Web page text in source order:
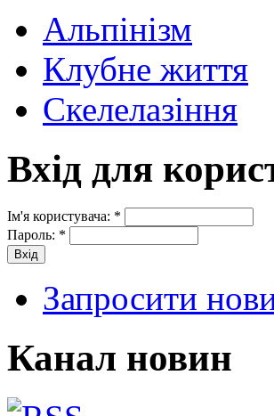
Альпінізм
Клубне життя
Скелелазіння
Вхід для
Ім'я користувача: *
Пароль: *
Запросити
Канал новин